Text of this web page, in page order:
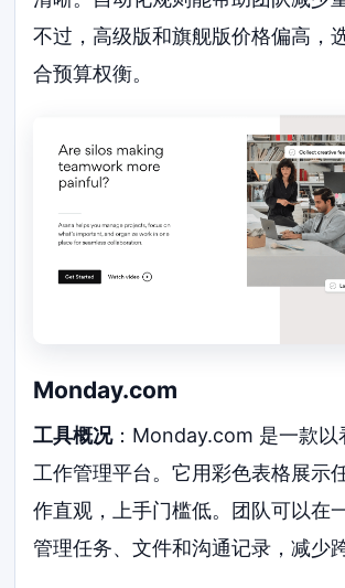
不过，高级版和旗舰版价格偏高，
合预算权衡。
Monday.com
工具概况：Monday.com 是一款以
工作管理平台。它用彩色表格展示
作直观，上手门槛低。团队可以在
管理任务、文件和沟通记录，减少